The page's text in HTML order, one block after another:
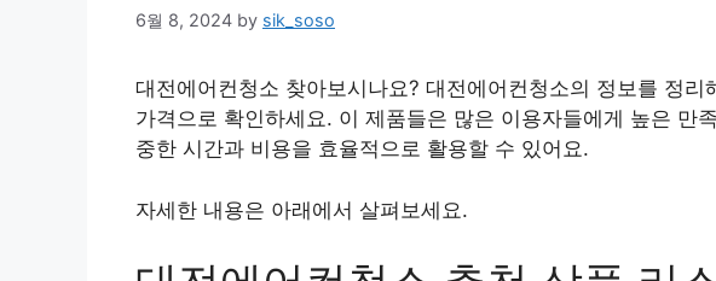
6월 8, 2024 by sik_soso
대전에어컨청소 찾아보시나요? 대전에어컨청소의 정보를 정
가격으로 확인하세요. 이 제품들은 많은 이용자들에게 높은 만
중한 시간과 비용을 효율적으로 활용할 수 있어요.
자세한 내용은 아래에서 살펴보세요.